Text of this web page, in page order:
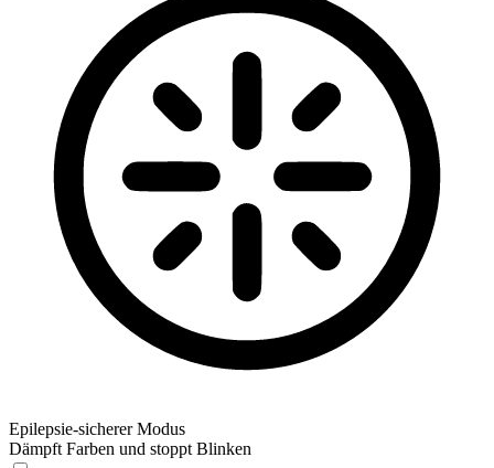
Epilepsie-sicherer Modus
Dämpft Farben und stoppt Blinken